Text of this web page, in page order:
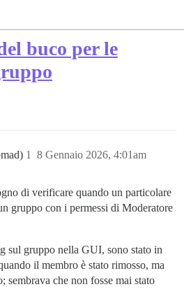
buco per le
8 Gennaio 2026, 4:01am
1
di verificare quando un particolare
gruppo con i permessi di Moderatore
sul gruppo nella GUI, sono stato in
il membro è stato rimosso, ma
sembrava che non fosse mai stato